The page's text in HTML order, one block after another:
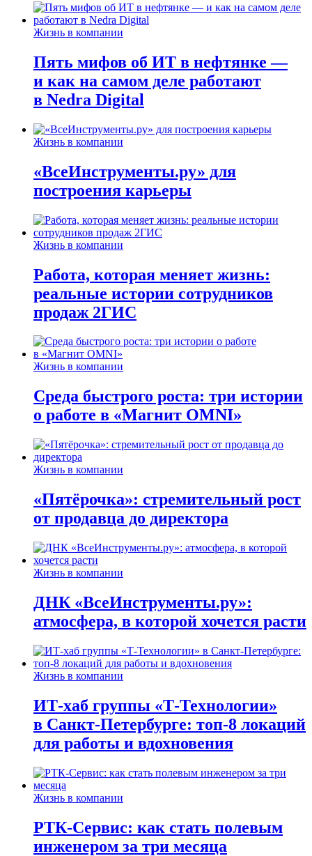
Жизнь в компании
Пять мифов об ИТ в нефтянке —
и как на самом деле работают
в Nedra Digital
Жизнь в компании
«ВсеИнструменты.ру» для
построения карьеры
Жизнь в компании
Работа, которая меняет жизнь:
реальные истории сотрудников
продаж 2ГИС
Жизнь в компании
Среда быстрого роста: три истории
о работе в «Магнит OMNI»
Жизнь в компании
«Пятёрочка»: стремительный рост
от продавца до директора
Жизнь в компании
ДНК «ВсеИнструменты.ру»:
атмосфера, в которой хочется расти
Жизнь в компании
ИТ-хаб группы «Т-Технологии»
в Санкт-Петербурге: топ-8 локаций
для работы и вдохновения
Жизнь в компании
РТК-Сервис: как стать полевым
инженером за три месяца